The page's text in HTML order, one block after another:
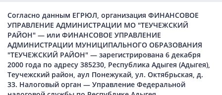
Согласно данным ЕГРЮЛ, организация ФИНАНСОВОЕ
УПРАВЛЕНИЕ АДМИНИСТРАЦИИ МО "ТЕУЧЕЖСКИЙ
РАЙОН" — или ФИНАНСОВОЕ УПРАВЛЕНИЕ
АДМИНИСТРАЦИИ МУНИЦИПАЛЬНОГО ОБРАЗОВАНИЯ
"ТЕУЧЕЖСКИЙ РАЙОН" — зарегистрирована 6 декабря
2000 года по адресу 385230, Республика Адыгея (Адыгея),
Теучежский район, аул Понежукай, ул. Октябрьская, д.
33. Налоговый орган — Управление Федеральной